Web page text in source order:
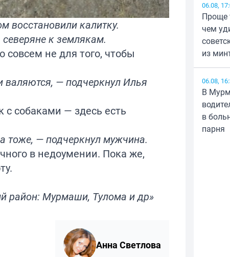
восстановили калитку.
к землякам.
не для того, чтобы
— подчеркнул Илья
с собаками — здесь есть
тоже, — подчеркнул мужчина.
в недоумении. Пока же,
район: Мурмаши, Тулома и др»
Анна Светлова
06.08,
Проще
чем
из
06.08,
В
в
парня